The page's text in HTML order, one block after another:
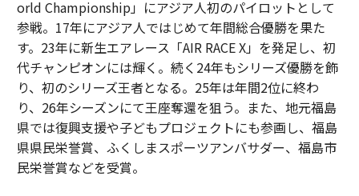
orld Championship」にアジア人初のパイロットとして
参戦。17年にアジア人ではじめて年間総合優勝を果た
す。23年に新生エアレース「AIR RACE X」を発足し、初
代チャンピオンには輝く。続く24年もシリーズ優勝を飾
り、初のシリーズ王者となる。25年は年間2位に終わ
り、26年シーズンにて王座奪還を狙う。また、地元福島
県では復興支援や子どもプロジェクトにも参画し、福島
県県民栄誉賞、ふくしまスポーツアンバサダー、福島市
民栄誉賞などを受賞。